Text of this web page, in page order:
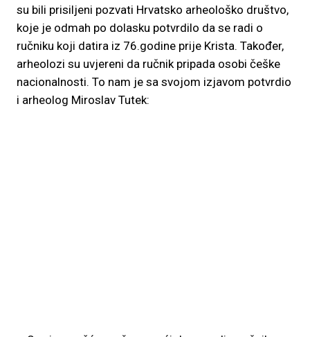
su bili prisiljeni pozvati Hrvatsko arheološko društvo,
koje je odmah po dolasku potvrdilo da se radi o
ručniku koji datira iz 76.godine prije Krista. Također,
arheolozi su uvjereni da ručnik pripada osobi češke
nacionalnosti. To nam je sa svojom izjavom potvrdio
i arheolog Miroslav Tutek: